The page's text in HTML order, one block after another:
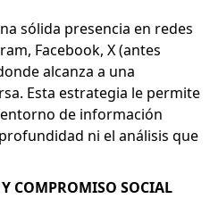
sólida presencia en redes
Facebook, X (antes
alcanza a una
Esta estrategia le permite
de información
ni el análisis que
COMPROMISO SOCIAL